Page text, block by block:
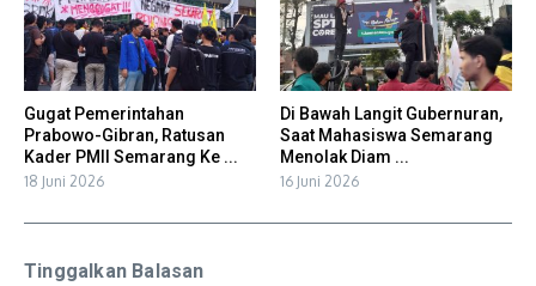
Gugat Pemerintahan
Prabowo-Gibran, Ratusan
Kader PMII Semarang Ke ...
18 Juni 2026
Di Bawah Langit Gubernuran,
Saat Mahasiswa Semarang
Menolak Diam ...
16 Juni 2026
Tinggalkan Balasan